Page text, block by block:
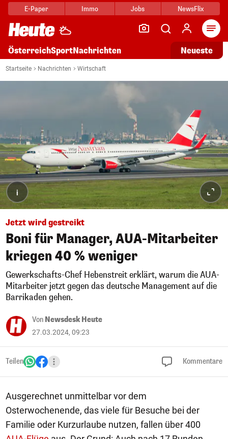
E-Paper Immo Jobs NewsFlix
ÖsterreichSportNachrichten Neueste
Startseite Nachrichten Wirtschaft
i
Jetzt wird gestreikt
Boni für Manager, AUA-Mitarbeiter
kriegen 40 % weniger
Gewerkschafts-Chef Hebenstreit erklärt, warum die AUA-
Mitarbeiter jetzt gegen das deutsche Management auf die
Barrikaden gehen.
Von Newsdesk Heute
27.03.2024, 09:23
Teilen Kommentare
Ausgerechnet unmittelbar vor dem
Osterwochenende, das viele für Besuche bei der
Familie oder Kurzurlaube nutzen, fallen über 400